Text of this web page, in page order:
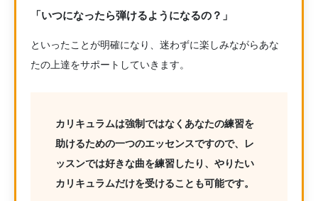
「いつになったら弾けるようになるの？」
といったことが明確になり、迷わずに楽しみながらあな
たの上達をサポートしていきます。
カリキュラムは強制ではなくあなたの練習を
助けるための一つのエッセンスですので、レ
ッスンでは好きな曲を練習したり、やりたい
カリキュラムだけを受けることも可能です。